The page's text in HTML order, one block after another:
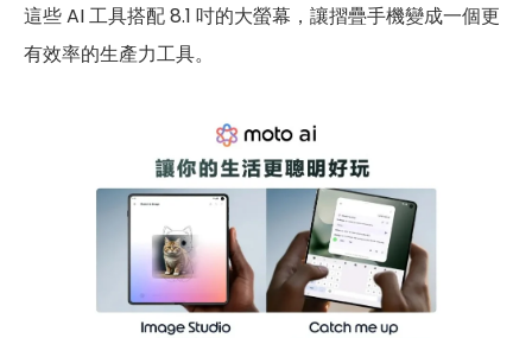
這些 AI 工具搭配 8.1 吋的大螢幕，讓摺疊手機變成一個更
有效率的生產力工具。